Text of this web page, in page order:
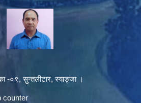
-०९, सुन्तलीटार, स्याङ्जा ।